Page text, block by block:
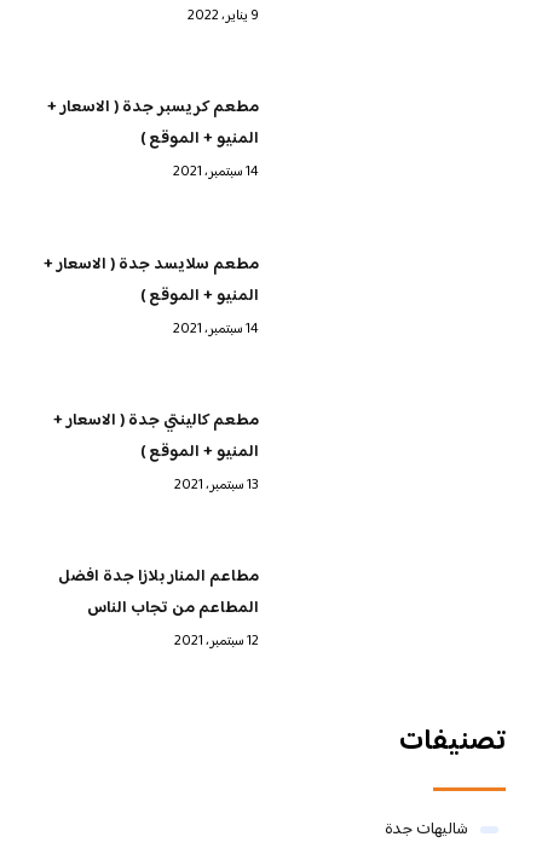
9 يناير، 2022
مطعم كريسبر جدة ( الاسعار +
المنيو + الموقع )
14 سبتمبر، 2021
مطعم سلايسد جدة ( الاسعار +
المنيو + الموقع )
14 سبتمبر، 2021
مطعم كالينتي جدة ( الاسعار +
المنيو + الموقع )
13 سبتمبر، 2021
مطاعم المنار بلازا جدة افضل
المطاعم من تجاب الناس
12 سبتمبر، 2021
تصنيفات
شاليهات جدة